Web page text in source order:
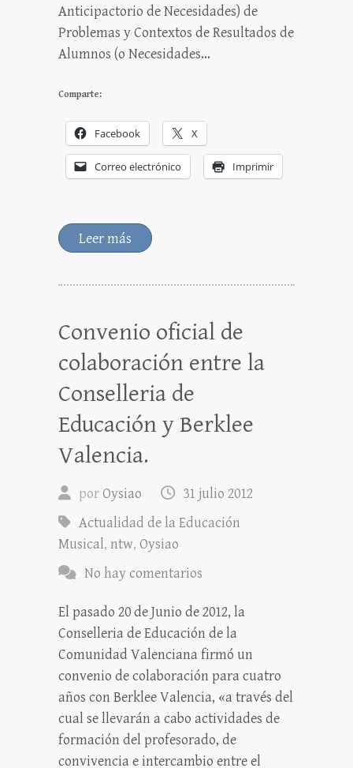
Anticipactorio de Necesidades) de
Problemas y Contextos de Resultados de
Alumnos (o Necesidades…
Comparte:
Facebook X
Correo electrónico Imprimir
Leer más
Convenio oficial de
colaboración entre la
Conselleria de
Educación y Berklee
Valencia.
porOysiao
31 julio 2012
Actualidad de la Educación
Musical, ntw, Oysiao
No hay comentarios
El pasado 20 de Junio de 2012, la
Conselleria de Educación de la
Comunidad Valenciana firmó un
convenio de colaboración para cuatro
años con Berklee Valencia, «a través del
cual se llevarán a cabo actividades de
formación del profesorado, de
convivencia e intercambio entre el